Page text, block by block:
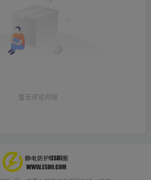
暂无评论内容